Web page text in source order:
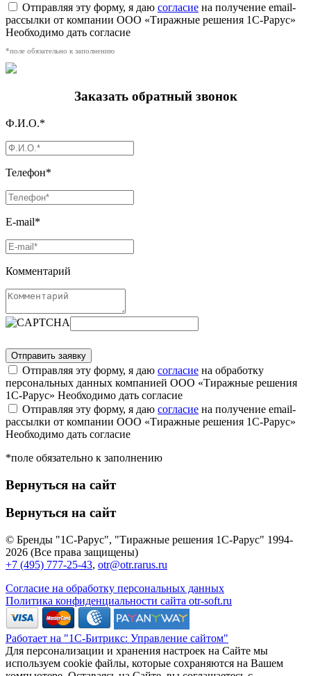
Отправляя эту форму, я даю согласие на получение email-
рассылки от компании ООО «Тиражные решения 1С-Рарус»
Необходимо дать согласие
*поле обязательно к заполнению
Заказать обратный звонок
Ф.И.О.*
Телефон*
E-mail*
Комментарий
Отправляя эту форму, я даю согласие на обработку
персональных данных компанией ООО «Тиражные решения
1С-Рарус» Необходимо дать согласие
Отправляя эту форму, я даю согласие на получение email-
рассылки от компании ООО «Тиражные решения 1С-Рарус»
Необходимо дать согласие
*поле обязательно к заполнению
Вернуться на сайт
Вернуться на сайт
© Бренды "1С-Рарус", "Тиражные решения 1С-Рарус" 1994-
2026 (Все права защищены)
+7 (495) 777-25-43, otr@otr.rarus.ru
Согласие на обработку персональных данных
Политика конфиденциальности сайта otr-soft.ru
Работает на "1С-Битрикс: Управление сайтом"
Для персонализации и хранения настроек на Сайте мы
используем cookie файлы, которые сохраняются на Вашем